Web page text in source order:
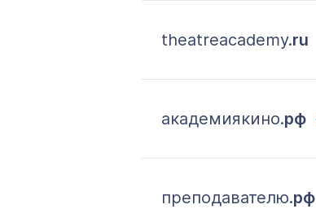
theatreacademy.ru
академиякино.рф
преподавателю.рф